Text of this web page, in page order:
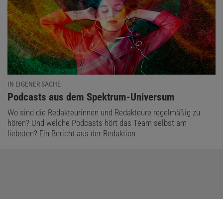
IN EIGENER SACHE
:
Podcasts aus dem Spektrum-Universum
Wo sind die Redakteurinnen und Redakteure regelmäßig zu
hören? Und welche Podcasts hört das Team selbst am
liebsten? Ein Bericht aus der Redaktion.